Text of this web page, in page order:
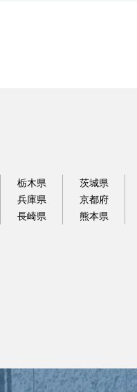
栃木県 茨城県
兵庫県
京都府
長崎県
熊本県